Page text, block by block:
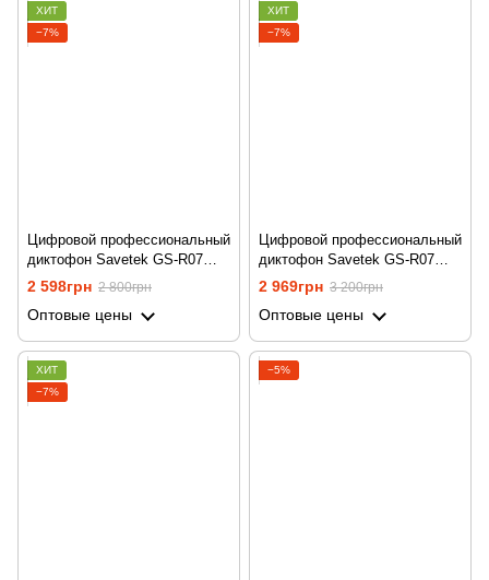
ХИТ
−7%
Цифровой профессиональный
диктофон Savetek GS-R07
для записи голоса, 8 Гб
памяти, стерео, SD до 64 Гб
2 598грн 2 800грн
Оптовые цены
ХИТ
−7%
Цифровой профессиональный
диктофон Savetek GS-R07
для записи голоса, 16 Гб
памяти, стерео, SD до 64 Гб
2 969грн 3 200грн
Оптовые цены
ХИТ
−7%
−5%